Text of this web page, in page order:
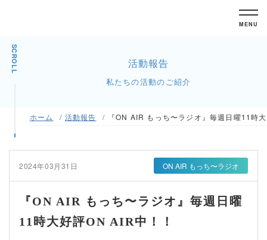
MENU
SCROLL 活動報告
私たちの活動のご紹介
ホーム 活動報告 『ON AIR もっち〜ラジオ』毎週日曜11時
2024年03月31日 ON AIR もっち〜ラジオ
『ON AIR もっち〜ラジオ』毎週日曜
11時大好評ON AIR中！！